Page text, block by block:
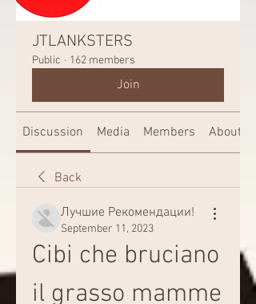
JTLANKSTERS
Public · 162 members
Join
Discussion Media Members About
Back
Лучшие Рекомендации!
September 11, 2023
Cibi che bruciano
il grasso mamme